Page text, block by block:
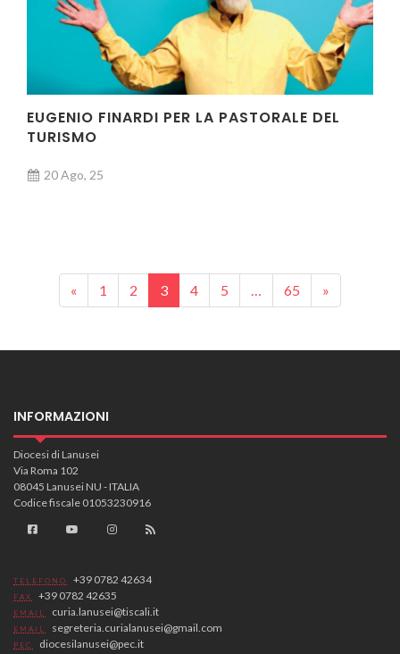
EUGENIO FINARDI PER LA PASTORALE DEL
TURISMO
20 Ago, 25
Posts navigation
« 1 2 3 4 5 … 65 »
INFORMAZIONI
Diocesi di Lanusei
Via Roma 102
08045 Lanusei NU - ITALIA
Codice fiscale 01053230916
TELEFONO +39 0782 42634
FAX +39 0782 42635
EMAIL curia.lanusei@tiscali.it
EMAIL segreteria.curialanusei@gmail.com
PEC diocesilanusei@pec.it